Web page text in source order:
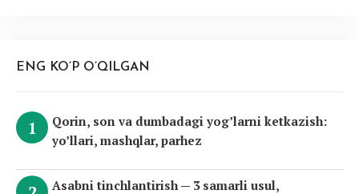
ENG KO’P O’QILGAN
Qorin, son va dumbadagi yog’larni ketkazish:
yo’llari, mashqlar, parhez
Asabni tinchlantirish — 3 samarli usul,